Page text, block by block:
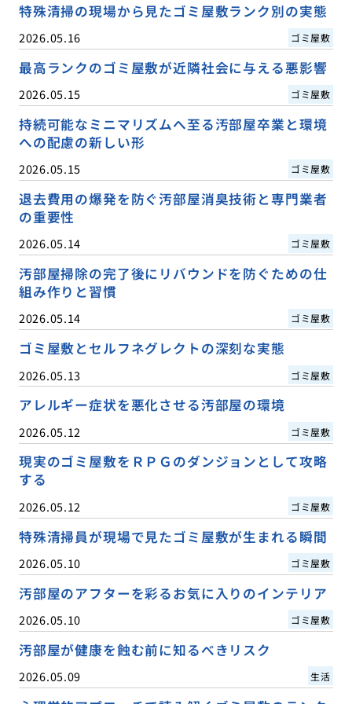
特殊清掃の現場から見たゴミ屋敷ランク別の実態
2026.05.16 ゴミ屋敷
最高ランクのゴミ屋敷が近隣社会に与える悪影響
2026.05.15 ゴミ屋敷
持続可能なミニマリズムへ至る汚部屋卒業と環境
への配慮の新しい形
2026.05.15 ゴミ屋敷
退去費用の爆発を防ぐ汚部屋消臭技術と専門業者
の重要性
2026.05.14 ゴミ屋敷
汚部屋掃除の完了後にリバウンドを防ぐための仕
組み作りと習慣
2026.05.14 ゴミ屋敷
ゴミ屋敷とセルフネグレクトの深刻な実態
2026.05.13 ゴミ屋敷
アレルギー症状を悪化させる汚部屋の環境
2026.05.12 ゴミ屋敷
現実のゴミ屋敷をＲＰＧのダンジョンとして攻略
する
2026.05.12 ゴミ屋敷
特殊清掃員が現場で見たゴミ屋敷が生まれる瞬間
2026.05.10 ゴミ屋敷
汚部屋のアフターを彩るお気に入りのインテリア
2026.05.10 ゴミ屋敷
汚部屋が健康を蝕む前に知るべきリスク
2026.05.09 生活